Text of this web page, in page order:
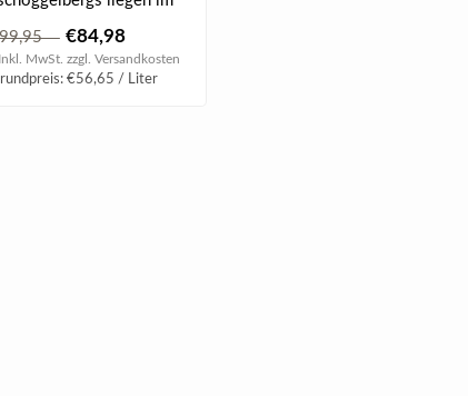
€84,98
MwSt. zzgl. Versandkosten
€56,65 / Liter